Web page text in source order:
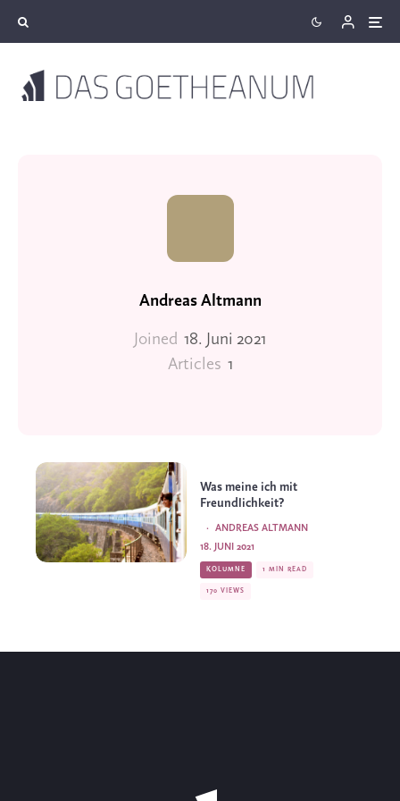
Andreas Altmann
Joined 18. Juni 2021
Articles 1
Was meine ich mit
Freundlichkeit?
ANDREAS ALTMANN
·
18. JUNI 2021
KOLUMNE 1 MIN READ
170 VIEWS